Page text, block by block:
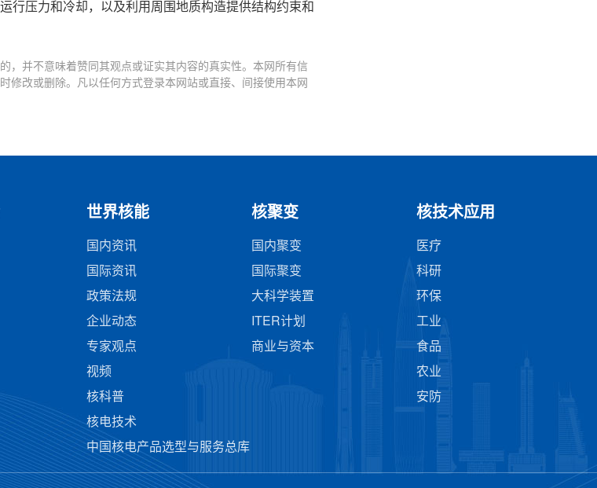
行压力和冷却，以及利用周围地质构造提供结构约束和
，并不意味着赞同其观点或证实其内容的真实性。本网所有信
修改或删除。凡以任何方式登录本网站或直接、间接使用本网
世界核能
国内资讯
国际资讯
政策法规
企业动态
专家观点
视频
核科普
核电技术
中国核电产品选型与服务总库
核聚变
国内聚变
国际聚变
大科学装置
ITER计划
商业与资本
核技术应用
医疗
科研
环保
工业
食品
农业
安防